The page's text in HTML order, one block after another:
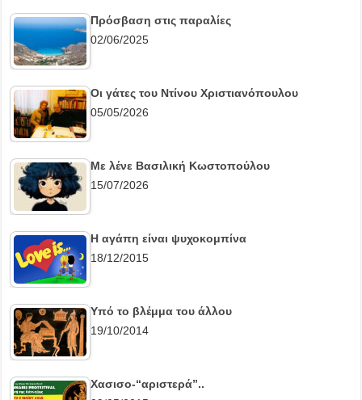
Πρόσβαση στις παραλίες
02/06/2025
Οι γάτες του Ντίνου Χριστιανόπουλου
05/05/2026
Με λένε Βασιλική Κωστοπούλου
15/07/2026
Η αγάπη είναι ψυχοκομπίνα
18/12/2015
Υπό το βλέμμα του άλλου
19/10/2014
Χασισο-“αριστερά”..